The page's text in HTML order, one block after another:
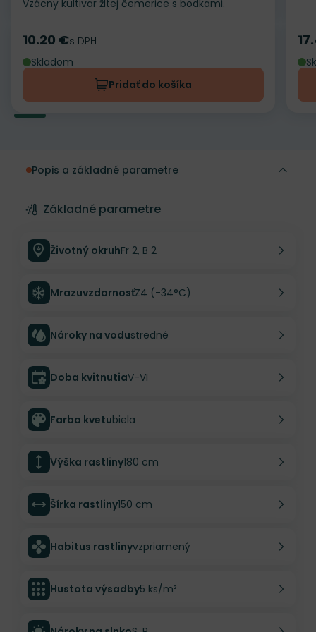
Vzácny kultivar žltej čemerice s bodkami.
Cena
10.20 €s DPH
Skladom
Pridať do košíka
Popis a základné parametre
Základné parametre
Životný okruhFr 2, B 2
MrazuvzdornosťZ4 (-34°C)
Nároky na vodustredné
Doba kvitnutiaV-VI
Farba kvetubiela
Výška rastliny180 cm
Šírka rastliny150 cm
Habitus rastlinyvzpriamený
Hustota výsadby5 ks/m²